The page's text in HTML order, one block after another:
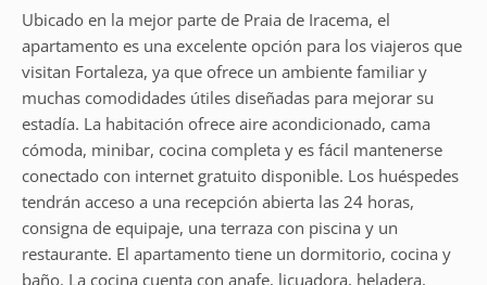
Ubicado en la mejor parte de Praia de Iracema, el
apartamento es una excelente opción para los viajeros que
visitan Fortaleza, ya que ofrece un ambiente familiar y
muchas comodidades útiles diseñadas para mejorar su
estadía. La habitación ofrece aire acondicionado, cama
cómoda, minibar, cocina completa y es fácil mantenerse
conectado con internet gratuito disponible. Los huéspedes
tendrán acceso a una recepción abierta las 24 horas,
consigna de equipaje, una terraza con piscina y un
restaurante. El apartamento tiene un dormitorio, cocina y
baño. La cocina cuenta con anafe, licuadora, heladera,